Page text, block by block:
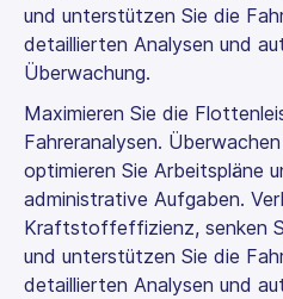
und unterstützen Sie die
detaillierten Analysen und
Überwachung.
Maximieren Sie die
Fahreranalysen.
optimieren Sie Arbeitspläne
administrative Aufgaben.
Kraftstoffeffizienz, senken
und unterstützen Sie die
detaillierten Analysen und